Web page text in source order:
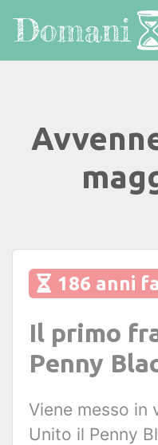
186 anni fa
Il primo
Penny
Viene messo in
Unito il Penny